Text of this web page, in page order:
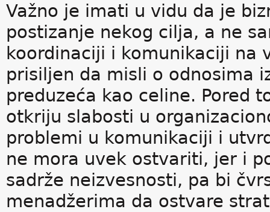
Važno je imati u vidu da je
postizanje nekog cilja, a ne
koordinaciji i komunikaciji na
prisiljen da misli o odnosima
preduzeća kao celine. Pored
otkriju slabosti u
problemi u komunikaciji i
ne mora uvek ostvariti, jer i
sadrže neizvesnosti, pa bi
menadžerima da ostvare